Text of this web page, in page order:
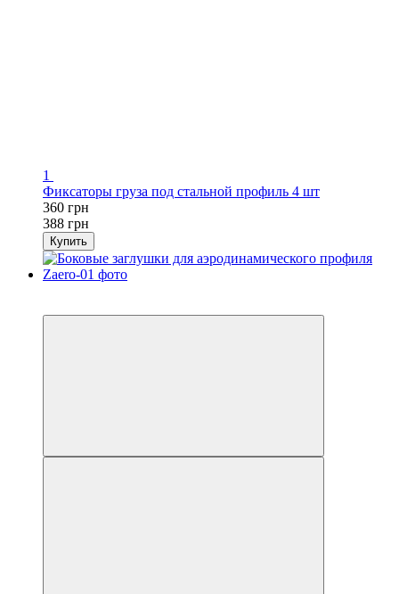
1
Фиксаторы груза под стальной профиль 4 шт
360 грн
388 грн
Купить